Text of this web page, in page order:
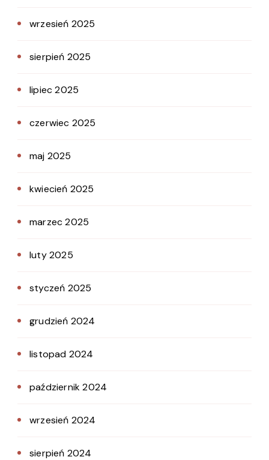
wrzesień 2025
sierpień 2025
lipiec 2025
czerwiec 2025
maj 2025
kwiecień 2025
marzec 2025
luty 2025
styczeń 2025
grudzień 2024
listopad 2024
październik 2024
wrzesień 2024
sierpień 2024